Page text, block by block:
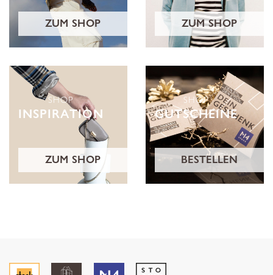
ZUM SHOP ZUM SHOP
SHOP
INSPIRATION
ZUM SHOP
SHOP
GUTSCHEINE
BESTELLEN